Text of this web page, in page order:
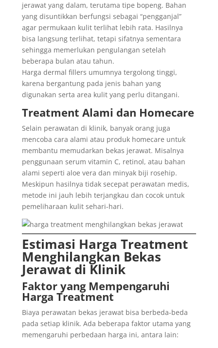
jerawat yang dalam, terutama tipe bopeng. Bahan
yang disuntikkan berfungsi sebagai “pengganjal”
agar permukaan kulit terlihat lebih rata. Hasilnya
bisa langsung terlihat, tetapi sifatnya sementara
sehingga memerlukan pengulangan setelah
beberapa bulan atau tahun.
Harga dermal fillers umumnya tergolong tinggi,
karena bergantung pada jenis bahan yang
digunakan serta area kulit yang perlu ditangani.
Treatment Alami dan Homecare
Selain perawatan di klinik, banyak orang juga
mencoba cara alami atau produk homecare untuk
membantu memudarkan bekas jerawat. Misalnya
penggunaan serum vitamin C, retinol, atau bahan
alami seperti aloe vera dan minyak biji rosehip.
Meskipun hasilnya tidak secepat perawatan medis,
metode ini jauh lebih terjangkau dan cocok untuk
pemeliharaan kulit sehari-hari.
Estimasi Harga Treatment
Menghilangkan Bekas
Jerawat di Klinik
Faktor yang Mempengaruhi
Harga Treatment
Biaya perawatan bekas jerawat bisa berbeda-beda
pada setiap klinik. Ada beberapa faktor utama yang
memengaruhi perbedaan harga ini, antara lain: